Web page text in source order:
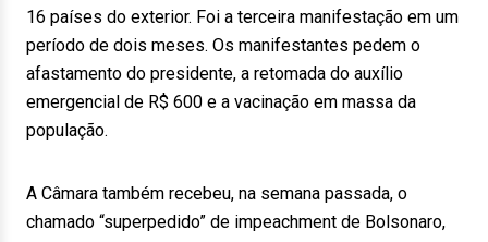
16 países do exterior. Foi a terceira manifestação em um
período de dois meses. Os manifestantes pedem o
afastamento do presidente, a retomada do auxílio
emergencial de R$ 600 e a vacinação em massa da
população.
A Câmara também recebeu, na semana passada, o
chamado “superpedido” de impeachment de Bolsonaro,